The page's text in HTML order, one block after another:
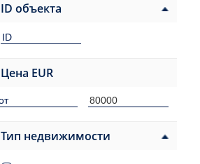
ID объекта
Цена EUR
Тип недвижимости